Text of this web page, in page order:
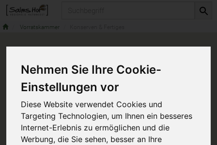
Nehmen Sie Ihre Cookie-
Einstellungen vor
Diese Website verwendet Cookies und
Targeting Technologien, um Ihnen ein besseres
Internet-Erlebnis zu ermöglichen und die
Werbung, die Sie sehen, besser an Ihre
Vorratskammer